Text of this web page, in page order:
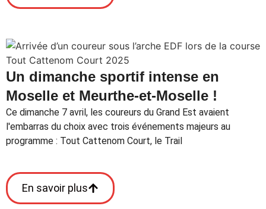
Un dimanche sportif intense en
Moselle et Meurthe-et-Moselle !
Ce dimanche 7 avril, les coureurs du Grand Est avaient
l'embarras du choix avec trois événements majeurs au
programme : Tout Cattenom Court, le Trail
En savoir plus